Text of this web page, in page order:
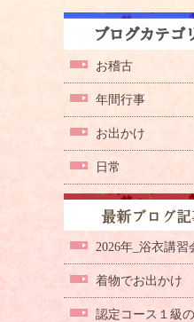
お稽古
年間行事
お出かけ
日常
2026年_浴衣講習
着物でお出かけ
認定コース１級